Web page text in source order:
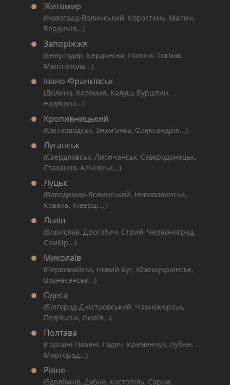
Житомир
(Новоград-Волинський, Коростень, Малин,
Бердичів...)
Запоріжжя
(Енергодар, Бердянськ, Пологи, Токмак,
Мелітополь...)
Івано-Франківськ
(Долина, Коломия, Калуш, Бурштин,
Надвірна...)
Кропивницький
(Світловодськ, Знам'янка, Олександрія...)
Луганськ
(Свердловськ, Лисичанськ, Сєвєродонецьк,
Стаханов, Алчевськ...)
Луцьк
(Володимир-Волинський, Нововолинськ,
Ковель, Ківерці...)
Львів
(Борислав, Дрогобич, Стрий, Червоноград,
Самбір...)
Миколаїв
(Первомайськ, Новий Буг, Южноукраїнськ,
Вознесенськ...)
Одеса
(Білгород-Дністровський, Чорноморськ,
Подільськ, Ізмаїл...)
Полтава
(Горішні Плавні, Гадяч, Кременчук, Лубни,
Миргород...)
Рівне
(Здолбунів, Дубно, Костопіль, Сарни,